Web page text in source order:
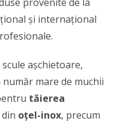
și internațional
așchietoare,
mare de muchii
tăierea
oțel-inox, precum